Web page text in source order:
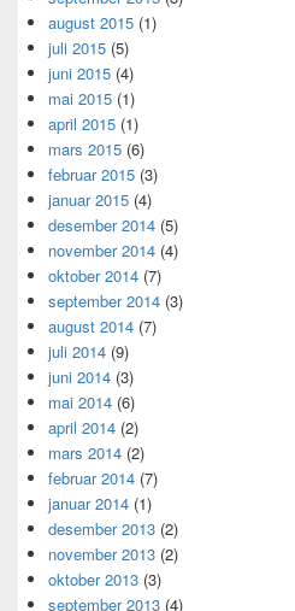
august 2015 (1)
juli 2015 (5)
juni 2015 (4)
mai 2015 (1)
april 2015 (1)
mars 2015 (6)
februar 2015 (3)
januar 2015 (4)
desember 2014 (5)
november 2014 (4)
oktober 2014 (7)
september 2014 (3)
august 2014 (7)
juli 2014 (9)
juni 2014 (3)
mai 2014 (6)
april 2014 (2)
mars 2014 (2)
februar 2014 (7)
januar 2014 (1)
desember 2013 (2)
november 2013 (2)
oktober 2013 (3)
september 2013 (4)